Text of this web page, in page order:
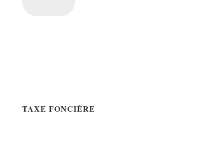
TAXE FONCIÈRE